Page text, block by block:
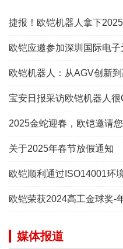
捷报！欧铠机器人拿下2025
欧铠应邀参加深圳国际电子元器
欧铠机器人：从AGV创新
宝安日报采访欧铠机器人很
2025金蛇迎春，欧铠邀请
关于2025年春节放假通知
欧铠顺利通过ISO14001环
欧铠荣获2024高工金球奖-
媒体报道